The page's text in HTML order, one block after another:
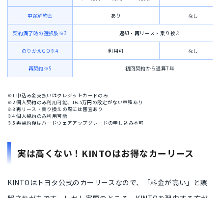
中途解約金 あり なし
契約満了時の選択肢※3 返却・再リース・乗り換え
のりかえGO※4 利用可 なし
再契約※5 初回契約から通算7年
※1 申込み金支払いはクレジットカードのみ
※2 個人契約のみ利用可能、16.5万円の設定がない車種あり
※3 再リース・乗り換えの際には審査あり
※4 個人契約のみ利用可能
※5 再契約後はハードウェアアップグレードの申し込み不可
実は高くない！KINTOはお得なカーリース
KINTOはトヨタ公式のカーリースなので、
「料金が高い」と誤